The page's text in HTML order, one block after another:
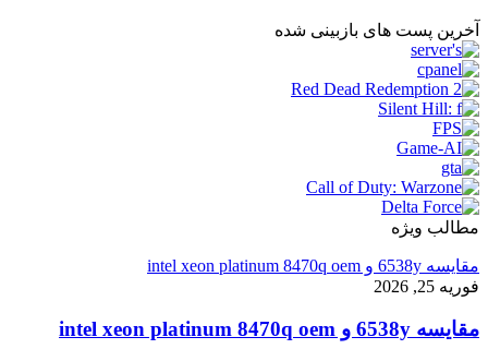
آخرین پست های بازبینی شده
مطالب ویژه
مقایسه 6538y و intel xeon platinum 8470q oem
فوریه 25, 2026
مقایسه 6538y و intel xeon platinum 8470q oem